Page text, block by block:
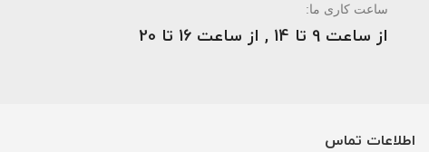
ساعت کاری ما:
از ساعت 9 تا 14 , از ساعت 16 تا 20
اطلاعات تماس